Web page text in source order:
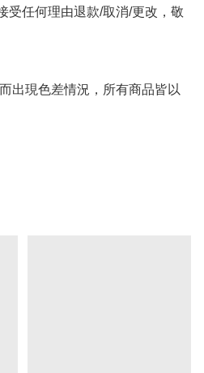
受任何理由退款/取消/更改，敬
出現色差情況，所有商品皆以